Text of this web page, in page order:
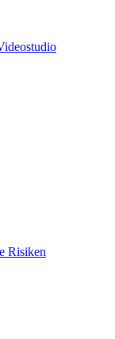
Risiken